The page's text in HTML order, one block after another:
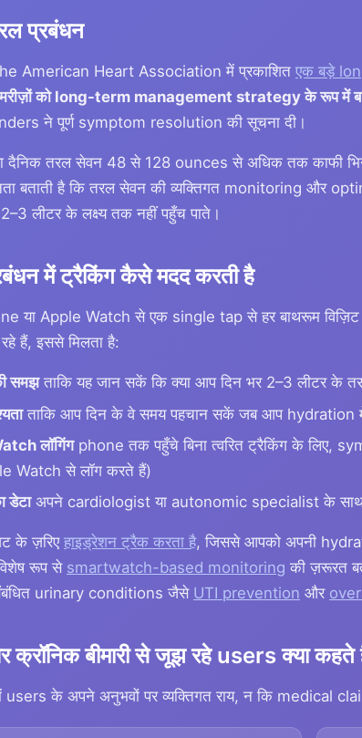
प्रबंधन
American Heart Association में प्रकाशित एक बड़े
को long-term management strategy के रूप में बढ़े
ने पूर्ण symptom resolution की सूचना दी।
गया दैनिक तरल सेवन 48 से 128 ounces से अधिक तक काफी
बताती है कि तरल सेवन की व्यक्तिगत monitoring और
लीटर के लक्ष्य तक नहीं पहुँच पाते।
में ट्रैकिंग कैसे मदद करती है
या Apple Watch से एक single tap से हर बाथरूम विज़िट
हैं, इससे मिलता है:
समझताकि यह जान सकें कि क्या आप दिन भर 2–3 लीटर के
ताकि आप दिन के वे समय पहचान सकें जब आप hydration
लॉगिंगphone तक पहुँचे बिना त्वरित ट्रैकिंग के लिए,
Watch से लॉग करते हैं)
डेटाअपने cardiologist या autonomic specialist के
के ज़रिए हाइड्रेशन ट्रैक करता है, जिससे आपको अपनी
रूप से smartwatch-based monitoring की ज़रूरत
urinary conditions जैसे UTI prevention और
क्रॉनिक बीमारी से जूझ रहे users क्या कहते
के अपने अनुभवों पर व्यक्तिगत राय, न कि medical